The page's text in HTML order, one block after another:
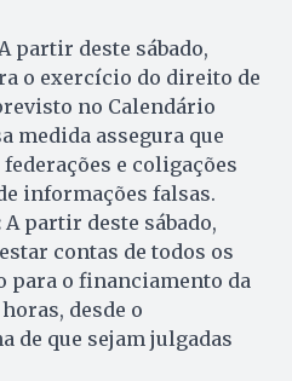
partir deste sábado,
o exercício do direito de
no Calendário
medida assegura que
e coligações
informações falsas.
A partir deste sábado,
contas de todos os
para o financiamento da
desde o
de que sejam julgadas